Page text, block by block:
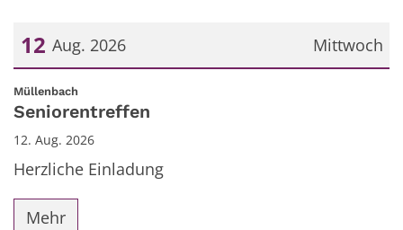
Mittwoch
12 Aug. 2026
Datum: 12. August 2026
Müllenbach
Seniorentreffen
12. Aug. 2026
Herzliche Einladung
Mehr